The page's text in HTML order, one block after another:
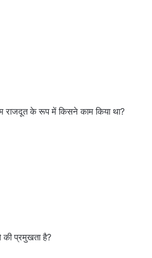
राजदूत के रूप में किसने काम किया था?
प्रमुखता है?